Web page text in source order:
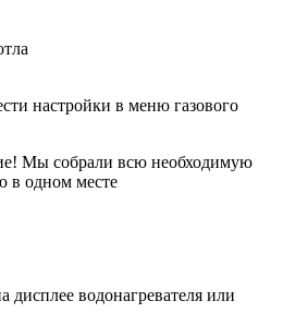
настройки в меню газового
Мы собрали всю необходимую
в одном месте
дисплее водонагревателя или